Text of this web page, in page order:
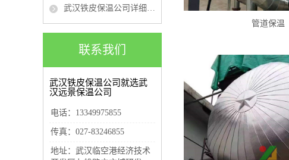
武汉铁皮保温公司详细介绍管道保温工程施工流程
联系我们
武汉铁皮保温公司就选武
汉远景保温公司
电话：13349975855
传真：027-83246855
地址：武汉临空港经济技术
管道保温